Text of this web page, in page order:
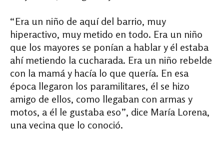
“Era un niño de aquí del barrio, muy
hiperactivo, muy metido en todo. Era un niño
que los mayores se ponían a hablar y él estaba
ahí metiendo la cucharada. Era un niño rebelde
con la mamá y hacía lo que quería. En esa
época llegaron los paramilitares, él se hizo
amigo de ellos, como llegaban con armas y
motos, a él le gustaba eso”, dice María Lorena,
una vecina que lo conoció.